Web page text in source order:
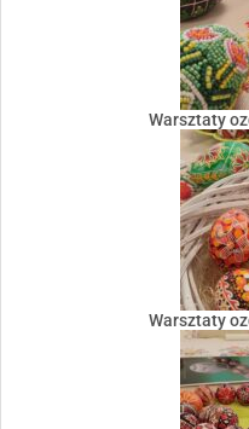
Warsztaty
Warsztaty